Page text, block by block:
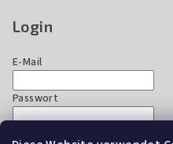
Login
E-Mail
Passwort